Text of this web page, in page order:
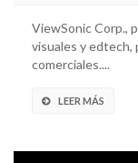
ViewSonic Corp.,
visuales y edtech,
comerciales....
LEER MÁS